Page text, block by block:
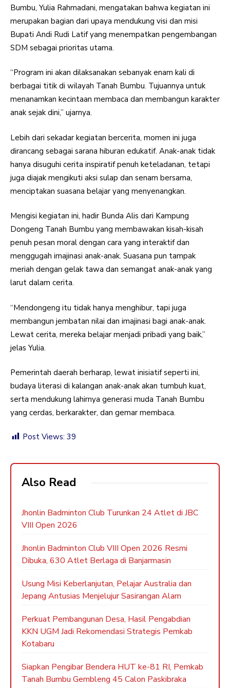
Bumbu, Yulia Rahmadani, mengatakan bahwa kegiatan ini
merupakan bagian dari upaya mendukung visi dan misi
Bupati Andi Rudi Latif yang menempatkan pengembangan
SDM sebagai prioritas utama.
“Program ini akan dilaksanakan sebanyak enam kali di
berbagai titik di wilayah Tanah Bumbu. Tujuannya untuk
menanamkan kecintaan membaca dan membangun karakter
anak sejak dini,” ujarnya.
Lebih dari sekadar kegiatan bercerita, momen ini juga
dirancang sebagai sarana hiburan edukatif. Anak-anak tidak
hanya disuguhi cerita inspiratif penuh keteladanan, tetapi
juga diajak mengikuti aksi sulap dan senam bersama,
menciptakan suasana belajar yang menyenangkan.
Mengisi kegiatan ini, hadir Bunda Alis dari Kampung
Dongeng Tanah Bumbu yang membawakan kisah-kisah
penuh pesan moral dengan cara yang interaktif dan
menggugah imajinasi anak-anak. Suasana pun tampak
meriah dengan gelak tawa dan semangat anak-anak yang
larut dalam cerita.
“Mendongeng itu tidak hanya menghibur, tapi juga
membangun jembatan nilai dan imajinasi bagi anak-anak.
Lewat cerita, mereka belajar menjadi pribadi yang baik,”
jelas Yulia.
Pemerintah daerah berharap, lewat inisiatif seperti ini,
budaya literasi di kalangan anak-anak akan tumbuh kuat,
serta mendukung lahirnya generasi muda Tanah Bumbu
yang cerdas, berkarakter, dan gemar membaca.
Post Views: 39
Also Read
Jhonlin Badminton Club Turunkan 24 Atlet di JBC
VIII Open 2026
Jhonlin Badminton Club VIII Open 2026 Resmi
Dibuka, 630 Atlet Berlaga di Banjarmasin
Usung Misi Keberlanjutan, Pelajar Australia dan
Jepang Antusias Menjelujur Sasirangan Alam
Perkuat Pembangunan Desa, Hasil Pengabdian
KKN UGM Jadi Rekomendasi Strategis Pemkab
Kotabaru
Siapkan Pengibar Bendera HUT ke-81 RI, Pemkab
Tanah Bumbu Gembleng 45 Calon Paskibraka